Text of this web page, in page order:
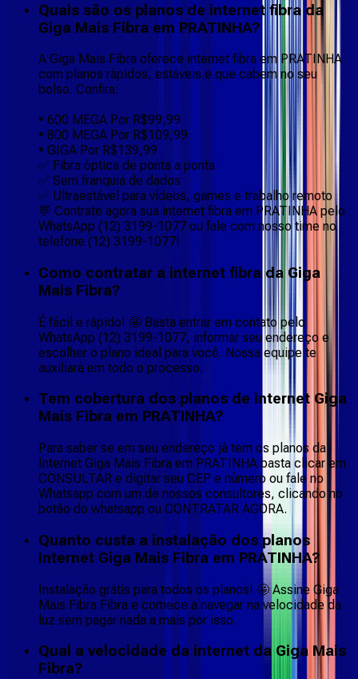
Quais são os planos de internet fibra da
Giga Mais Fibra em PRATINHA?
A Giga Mais Fibra oferece internet fibra em PRATINHA
com planos rápidos, estáveis e que cabem no seu
bolso. Confira:
• 600 MEGA Por R$99,99
• 800 MEGA Por R$109,99
• GIGA Por R$139,99
✅ Fibra óptica de ponta a ponta
✅ Sem franquia de dados
✅ Ultraestável para vídeos, games e trabalho remoto
💬 Contrate agora sua internet fibra em PRATINHA pelo
WhatsApp (12) 3199-1077 ou fale com nosso time no
telefone (12) 3199-1077!
Como contratar a internet fibra da Giga
Mais Fibra?
É fácil e rápido! 🤩 Basta entrar em contato pelo
WhatsApp (12) 3199-1077, informar seu endereço e
escolher o plano ideal para você. Nossa equipe te
auxiliará em todo o processo.
Tem cobertura dos planos de internet Giga
Mais Fibra em PRATINHA?
Para saber se em seu endereço já tem os planos da
Internet Giga Mais Fibra em PRATINHA basta clicar em
CONSULTAR e digitar seu CEP e número ou fale no
Whatsapp com um de nossos consultores, clicando no
botão do whatsapp ou CONTRATAR AGORA.
Quanto custa a instalação dos planos
Internet Giga Mais Fibra em PRATINHA?
Instalação grátis para todos os planos! 🤩 Assine Giga
Mais Fibra Fibra e comece a navegar na velocidade da
luz sem pagar nada a mais por isso.
Qual a velocidade da internet da Giga Mais
Fibra?